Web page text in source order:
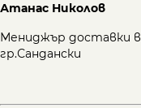
Атанас Николов
Мениджър доставки
гр.Сандански